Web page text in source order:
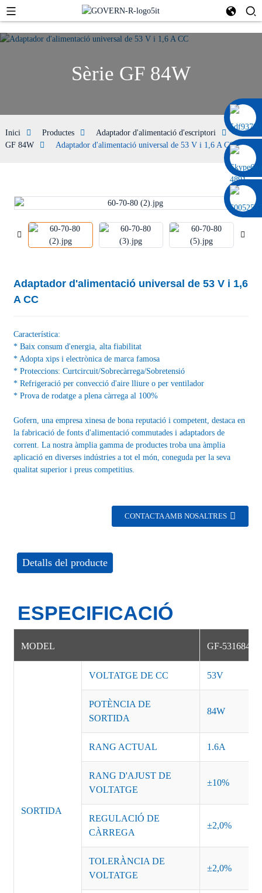
0086 13322920697
Sèrie GF 84W
Inici Productes Adaptador d'alimentació d'escriptori
Sèrie
GF 84W
Adaptador d'alimentació universal de 53 V i 1,6 A CC
Adaptador d'alimentació universal de 53 V i 1,6
A CC
Característica:
* Baix consum d'energia, alta fiabilitat
* Adopta xips i electrònica de marca famosa
* Proteccions: Curtcircuit/Sobrecàrrega/Sobretensió
* Refrigeració per convecció d'aire lliure o per ventilador
* Prova de rodatge a plena càrrega al 100%
Gofern, una empresa xinesa de bona reputació i competent, destaca en
la fabricació de fonts d'alimentació commutades i adaptadors de
corrent. La nostra àmplia gamma de productes troba una àmplia
aplicació en diverses indústries a tot el món, coneguda per la seva
qualitat superior i preus competitius.
CONTACTA AMB NOSALTRES
Detalls del producte
ESPECIFICACIÓ
MODEL GF-531684NS
SORTIDA
VOLTATGE DE CC 53V
POTÈNCIA DE
SORTIDA
84W
RANG ACTUAL 1.6A
RANG D'AJUST DE
VOLTATGE
±10%
REGULACIÓ DE
CÀRREGA
±2,0%
TOLERÀNCIA DE
VOLTATGE
±2,0%